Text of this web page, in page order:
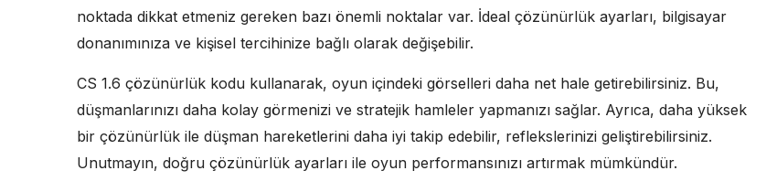
noktada dikkat etmeniz gereken bazı önemli noktalar var. İdeal çözünürlük ayarları, bilgisayar
donanımınıza ve kişisel tercihinize bağlı olarak değişebilir.
CS 1.6 çözünürlük kodu kullanarak, oyun içindeki görselleri daha net hale getirebilirsiniz. Bu,
düşmanlarınızı daha kolay görmenizi ve stratejik hamleler yapmanızı sağlar. Ayrıca, daha yüksek
bir çözünürlük ile düşman hareketlerini daha iyi takip edebilir, reflekslerinizi geliştirebilirsiniz.
Unutmayın, doğru çözünürlük ayarları ile oyun performansınızı artırmak mümkündür.